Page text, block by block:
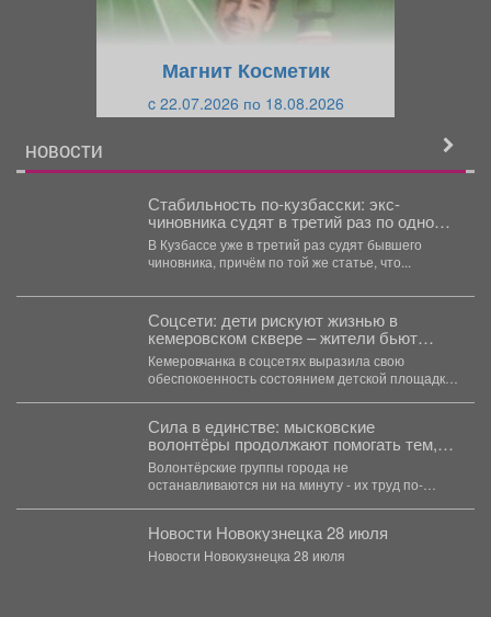
Магнит Косметик
c 22.07.2026 по 18.08.2026
НОВОСТИ
Стабильность по-кузбасски: экс-
чиновника судят в третий раз по одной и
той же статье
В Кузбассе уже в третий раз судят бывшего
чиновника, причём по той же статье, что...
Соцсети: дети рискуют жизнью в
кемеровском сквере – жители бьют
тревогу
Кемеровчанка в соцсетях выразила свою
обеспокоенность состоянием детской площадки
Сила в единстве: мысковские
волонтёры продолжают помогать тем,
кто в этом нуждается!
Волонтёрские группы города не
останавливаются ни на минуту - их труд по-
Новости Новокузнецка 28 июля
Новости Новокузнецка 28 июля